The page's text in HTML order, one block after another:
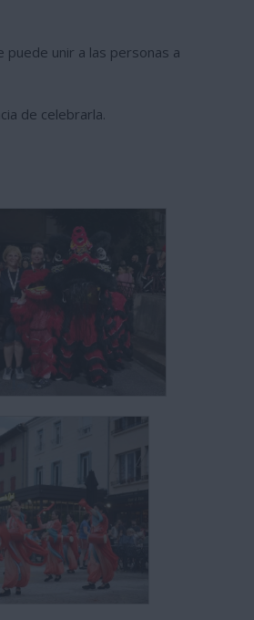
unir a las personas a
de celebrarla.